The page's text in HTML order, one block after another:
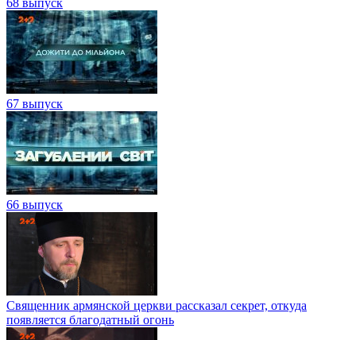
67 выпуск
66 выпуск
Священник армянской церкви рассказал секрет, откуда
появляется благодатный огонь